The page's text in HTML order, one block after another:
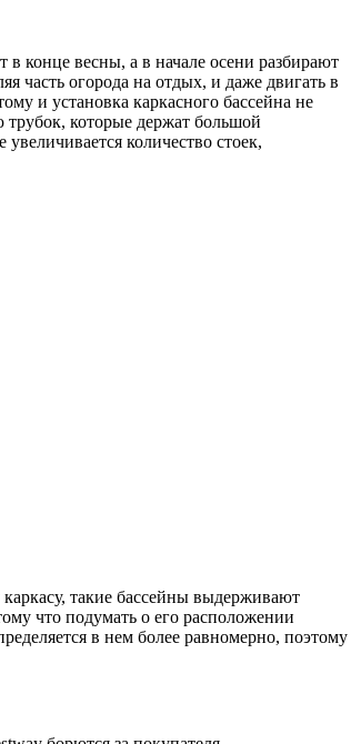
конце весны, а в начале осени разбирают
часть огорода на отдых, и даже двигать в
и установка каркасного бассейна не
которые держат большой
количество стоек,
такие бассейны выдерживают
что подумать о его расположении
в нем более равномерно, поэтому